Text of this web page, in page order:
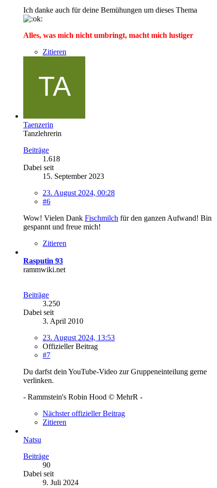
Ich danke auch für deine Bemühungen um dieses Thema
Alles, was mich nicht umbringt, macht mich lustiger
Zitieren
Taenzerin
Tanzlehrerin
Beiträge
1.618
Dabei seit
15. September 2023
23. August 2024, 00:28
#6
Wow! Vielen Dank Fischmilch für den ganzen Aufwand! Bin
gespannt und freue mich!
Zitieren
Rasputin 93
rammwiki.net
Beiträge
3.250
Dabei seit
3. April 2010
23. August 2024, 13:53
Offizieller Beitrag
#7
Du darfst dein YouTube-Video zur Gruppeneinteilung gerne
verlinken.
- Rammstein's Robin Hood © MehrR -
Nächster offizieller Beitrag
Zitieren
Natsu
Beiträge
90
Dabei seit
9. Juli 2024